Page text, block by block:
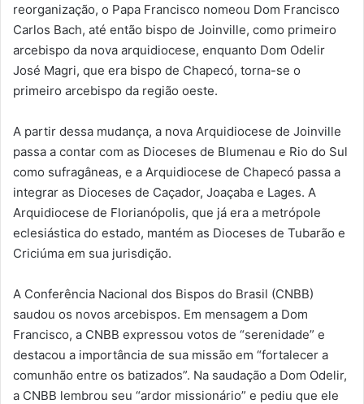
reorganização, o Papa Francisco nomeou Dom Francisco
Carlos Bach, até então bispo de Joinville, como primeiro
arcebispo da nova arquidiocese, enquanto Dom Odelir
José Magri, que era bispo de Chapecó, torna-se o
primeiro arcebispo da região oeste.
A partir dessa mudança, a nova Arquidiocese de Joinville
passa a contar com as Dioceses de Blumenau e Rio do Sul
como sufragâneas, e a Arquidiocese de Chapecó passa a
integrar as Dioceses de Caçador, Joaçaba e Lages. A
Arquidiocese de Florianópolis, que já era a metrópole
eclesiástica do estado, mantém as Dioceses de Tubarão e
Criciúma em sua jurisdição.
A Conferência Nacional dos Bispos do Brasil (CNBB)
saudou os novos arcebispos. Em mensagem a Dom
Francisco, a CNBB expressou votos de “serenidade” e
destacou a importância de sua missão em “fortalecer a
comunhão entre os batizados”. Na saudação a Dom Odelir,
a CNBB lembrou seu “ardor missionário” e pediu que ele